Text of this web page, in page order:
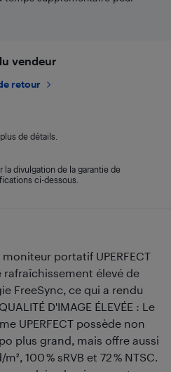
moniteur portatif UPERFECT
rafraîchissement élevé de
FreeSync, ce qui a rendu
D'IMAGE ÉLEVÉE : Le
UPERFECT possède non
plus grand, mais offre aussi
100 % sRVB et 72 % NTSC.
vendeur
retour
de détails.
la divulgation de la garantie de
ci-dessous.